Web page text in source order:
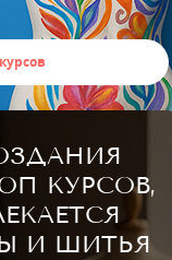
КУРСОВ,
И ШИТЬЯ